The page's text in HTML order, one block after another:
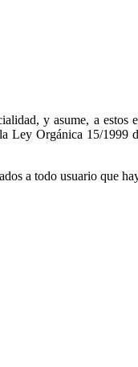
y asume, a estos
Ley Orgánica 15/1999
a todo usuario que